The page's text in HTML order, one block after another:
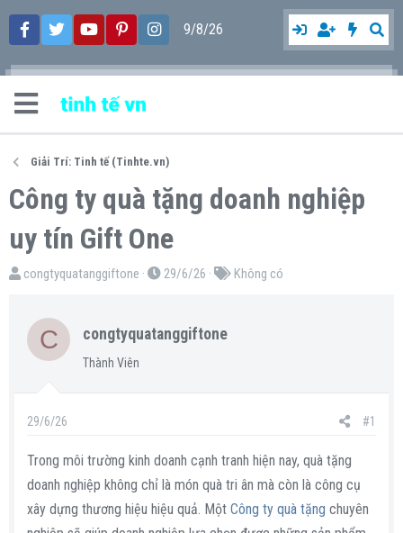
9/8/26
Giải Trí: Tinh tế (Tinhte.vn)
Công ty quà tặng doanh nghiệp
uy tín Gift One
T
a
congtyquatanggiftone
N
y
29/6/26
T
Không có
C congtyquatanggiftone
Thành Viên
29/6/26 #1
Trong môi trường kinh doanh cạnh tranh hiện nay, quà tặng
doanh nghiệp không chỉ là món quà tri ân mà còn là công cụ
xây dựng thương hiệu hiệu quả. Một Công ty quà tặng chuyên